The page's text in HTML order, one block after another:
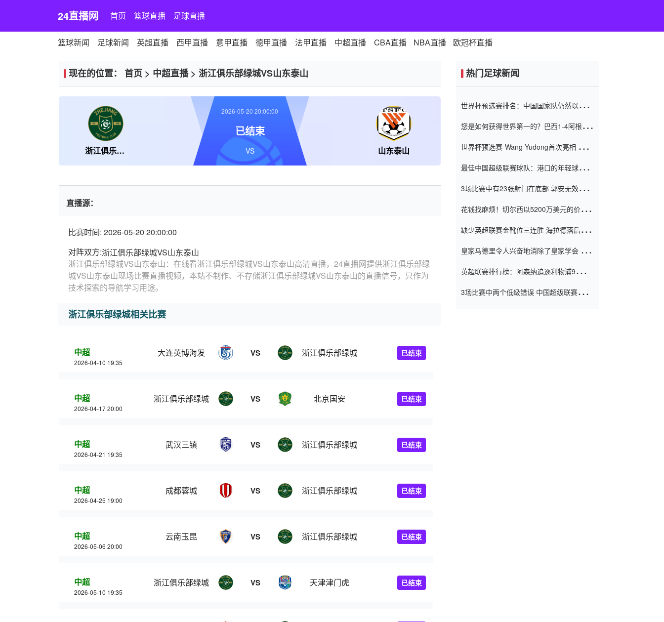
24直播网 首页 篮球直播 足球直播
篮球新闻 足球新闻 英超直播 西甲直播 意甲直播 德甲直播 法甲直播 中超直播 CBA直播 NBA直播 欧冠杯直播
现在的位置： 首页 > 中超直播> 浙江俱乐部绿城VS山东泰山
浙江俱乐部绿城 山东泰山
2026-05-20 20:00:00
已结束
VS
直播源：
比赛时间: 2026-05-20 20:00:00
对阵双方:浙江俱乐部绿城VS山东泰山
浙江俱乐部绿城VS山东泰山：在线看浙江俱乐部绿城VS山东泰山高清直播，24直播网提供浙江俱乐部绿
城VS山东泰山现场比赛直播视频，本站不制作、不存储浙江俱乐部绿城VS山东泰山的直播信号，只作为
技术探索的导航学习用途。
浙江俱乐部绿城相关比赛
中超
2026-04-10 19:35
大连英博海发 VS 浙江俱乐部绿城 已结束
中超
2026-04-17 20:00
浙江俱乐部绿城 VS 北京国安 已结束
中超
2026-04-21 19:35
武汉三镇 VS 浙江俱乐部绿城 已结束
中超
2026-04-25 19:00
成都蓉城 VS 浙江俱乐部绿城 已结束
中超
2026-05-06 20:00
云南玉昆 VS 浙江俱乐部绿城 已结束
中超
2026-05-10 19:35
浙江俱乐部绿城 VS 天津津门虎 已结束
热门足球新闻
世界杯预选赛排名：中国国家队仍然以6分
您是如何获得世界第一的？巴西1-4阿根
世界杯预选赛-Wang Yudong首次亮相 中国
最佳中国超级联赛球队：港口的年轻球员在
（Taishan）
3场比赛中有23张射门在底部 郭安无效传球
花钱找麻烦！切尔西以5200万美元的价格
窗口
缺少英超联赛金靴位三连胜 海拉德落后6球
皇家马德里令人兴奋地消除了皇家学会 安
英超联赛排行榜：阿森纳追逐利物浦9分 曼
3场比赛中两个低级错误 中国超级联赛的前